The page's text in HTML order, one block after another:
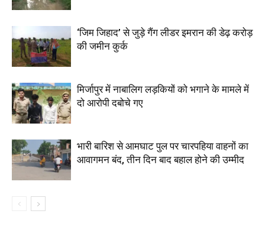
‘जिम जिहाद’ से जुड़े गैंग लीडर इमरान की डेढ़ करोड़
की जमीन कुर्क
मिर्जापुर में नाबालिग लड़कियों को भगाने के मामले में
दो आरोपी दबोचे गए
भारी बारिश से आमघाट पुल पर चारपहिया वाहनों का
आवागमन बंद, तीन दिन बाद बहाल होने की उम्मीद